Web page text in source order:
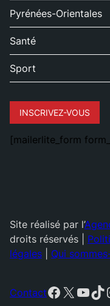
Pyrénées-Orientales
Santé
Sport
INSCRIVEZ-VOUS
[mailerlite_form
Site réalisé par l’
droits réservés |
légales
Qui
Contact X